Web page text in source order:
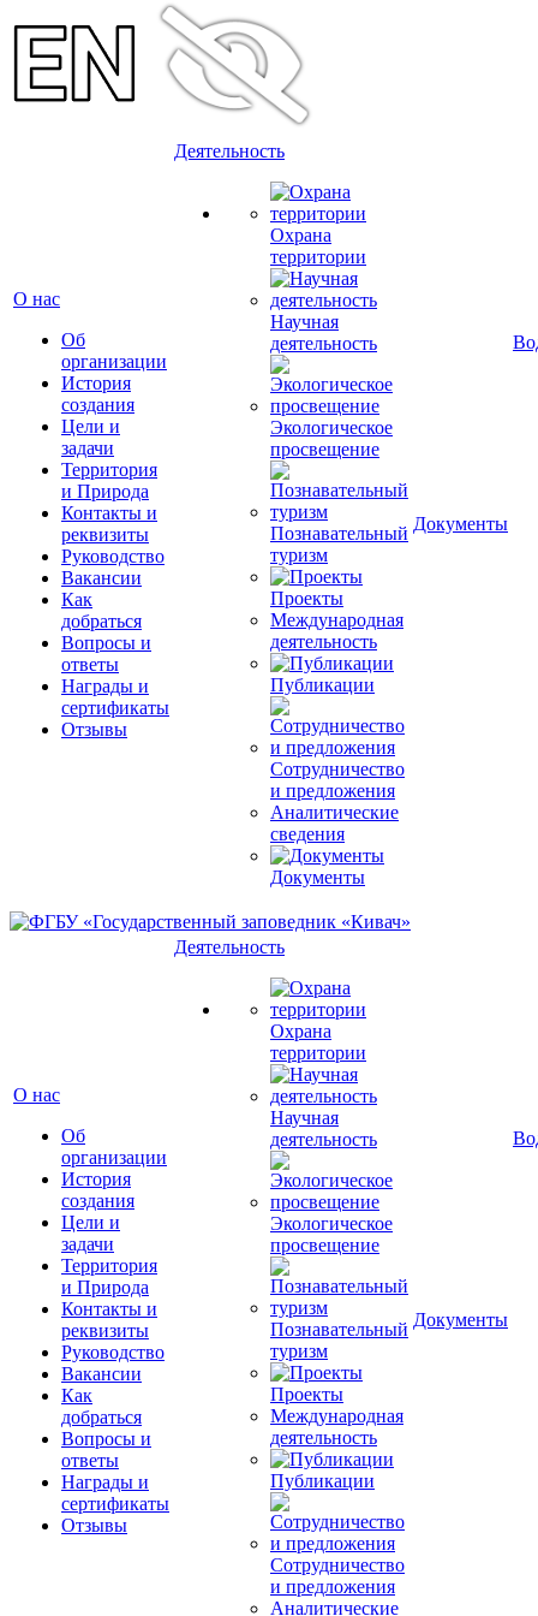
О нас
Об
организации
История
создания
Цели и
задачи
Территория
и Природа
Контакты и
реквизиты
Руководство
Вакансии
Как
добраться
Вопросы и
ответы
Награды и
сертификаты
Отзывы
Деятельность
Охрана
территории
Научная
деятельность
Экологическое
просвещение
Познавательный
туризм
Проекты
Международная
деятельность
Публикации
Сотрудничество
и предложения
Аналитические
сведения
Документы
Документы
О нас
Об
организации
История
создания
Цели и
задачи
Территория
и Природа
Контакты и
реквизиты
Руководство
Вакансии
Как
добраться
Вопросы и
ответы
Награды и
сертификаты
Отзывы
Деятельность
Охрана
территории
Научная
деятельность
Экологическое
просвещение
Познавательный
туризм
Проекты
Международная
деятельность
Публикации
Сотрудничество
и предложения
Аналитические
Документы